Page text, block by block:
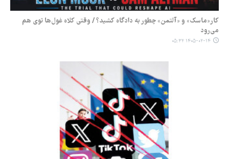
کار«ماسک» و «آلتمن» چطور به دادگاه کشید؟ / وقتی کلاه غول‌ها توی هم
می‌رود
۱۴۰۵-۰۲-۱۴ ۰۵:۳۲